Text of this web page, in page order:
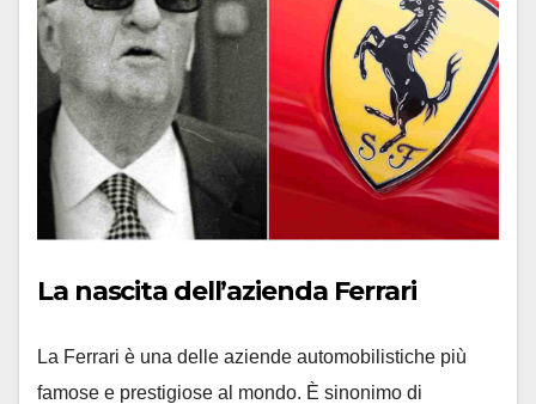
La nascita dell’azienda Ferrari
La Ferrari è una delle aziende automobilistiche più
famose e prestigiose al mondo. È sinonimo di